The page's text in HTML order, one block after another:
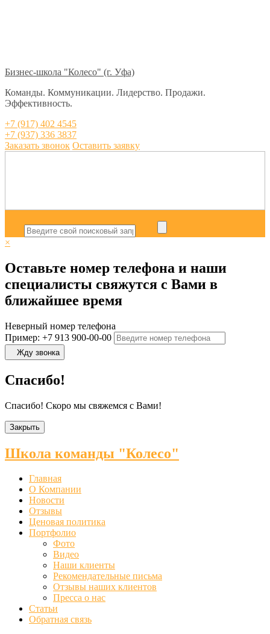
Бизнес-школа "Колесо" (г. Уфа)
Команды. Коммуникации. Лидерство. Продажи.
Эффективность.
+7 (917) 402 4545
+7 (937) 336 3837
Заказать звонок Оставить заявку
×
Оставьте номер телефона и наши
специалисты свяжутся с Вами в
ближайшее время
Неверный номер телефона
Пример: +7 913 900-00-00
Жду звонка
Спасибо!
Спасибо! Скоро мы свяжемся с Вами!
Закрыть
Школа команды "Колесо"
Главная
О Компании
Новости
Отзывы
Ценовая политика
Портфолио
Фото
Видео
Наши клиенты
Рекомендательные письма
Отзывы наших клиентов
Пресса о нас
Статьи
Обратная связь